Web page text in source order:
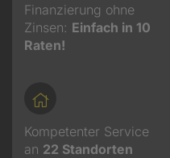
Finanzierung ohne
Zinsen: Einfach in 10
Raten!
Kompetenter Service
an 22 Standorten